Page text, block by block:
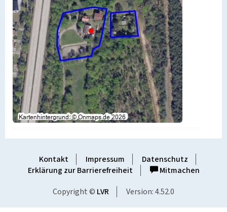
Kontakt Impressum
Datenschutz
Erklärung zur Barrierefreiheit
Mitmachen
Copyright © LVR Version: 4.52.0